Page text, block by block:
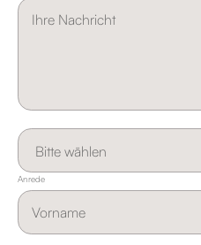
Anrede